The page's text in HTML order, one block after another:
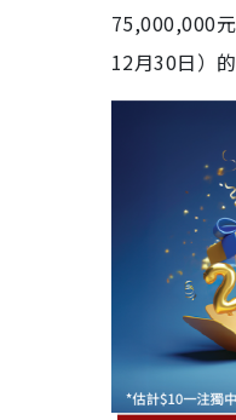
75,000,000
12月30日）